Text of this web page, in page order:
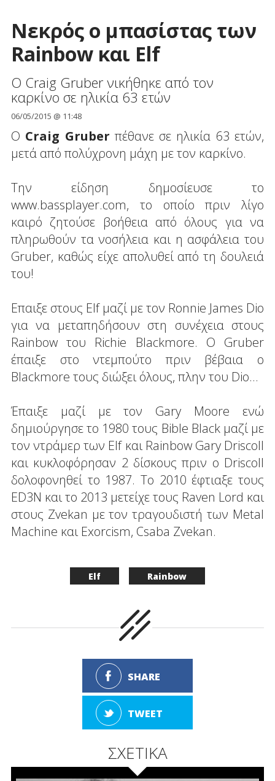
Nεκρός ο μπασίστας των
Rainbow και Elf
Ο Craig Gruber νικήθηκε από τον
καρκίνο σε ηλικία 63 ετών
06/05/2015 @ 11:48
Ο Craig Gruber πέθανε σε ηλικία 63 ετών,
μετά από πολύχρονη μάχη με τον καρκίνο.
Την είδηση δημοσίευσε το
www.bassplayer.com, το οποίο πριν λίγο
καιρό ζητούσε βοήθεια από όλους για να
πληρωθούν τα νοσήλεια και η ασφάλεια του
Gruber, καθώς είχε απολυθεί από τη δουλειά
του!
Eπαιξε στους Elf μαζί με τον Ronnie James Dio
για να μεταπηδήσουν στη συνέχεια στους
Rainbow του Richie Blackmore. O Gruber
έπαιξε στο ντεμπούτο πριν βέβαια ο
Blackmore τους διώξει όλους, πλην του Dio...
Έπαιξε μαζί με τον Gary Moore ενώ
δημιούργησε το 1980 τους Bible Black μαζί με
τον ντράμερ των Elf και Rainbow Gary Driscoll
και κυκλοφόρησαν 2 δίσκους πριν ο Driscoll
δολοφονηθεί το 1987. Το 2010 έφτιαξε τους
ED3N και το 2013 μετείχε τους Raven Lord και
στους Zvekan με τον τραγουδιστή των Metal
Machine και Exorcism, Csaba Zvekan.
Elf Rainbow
SHARE
TWEET
ΣΧΕΤΙΚΑ